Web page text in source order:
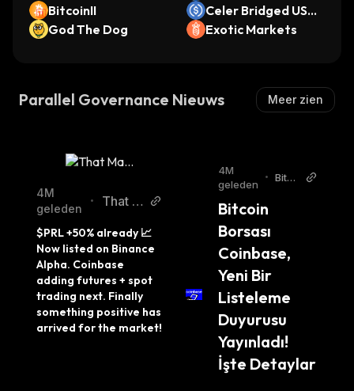
BitcoinII
Celer Bridged USD
C (Astar)
God The Dog Exotic Markets
Parallel Governance Nieuws Meer zien
4M
geleden
•
That M
uy Twit
$PRL +50% already 📈
Now listed on Binance
Alpha. Coinbase
adding futures + spot
trading next. Finally
something positive has
arrived for the market!
4M
geleden
• Bitco
Bitcoin
Borsası
Coinbase,
Yeni Bir
Listeleme
Duyurusu
Yayınladı!
İşte Detaylar